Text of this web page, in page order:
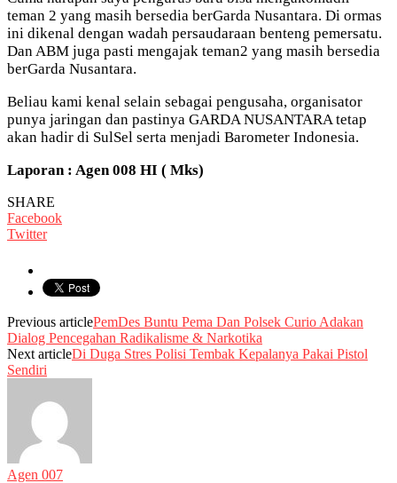
teman 2 yang masih bersedia berGarda Nusantara. Di ormas
ini dikenal dengan wadah persaudaraan benteng pemersatu.
Dan ABM juga pasti mengajak teman2 yang masih bersedia
berGarda Nusantara.
Beliau kami kenal selain sebagai pengusaha, organisator
punya jaringan dan pastinya GARDA NUSANTARA tetap
akan hadir di SulSel serta menjadi Barometer Indonesia.
Laporan : Agen 008 HI ( Mks)
SHARE
Facebook
Twitter
Previous articlePemDes Buntu Pema Dan Polsek Curio Adakan
Dialog Pencegahan Radikalisme & Narkotika
Next articleDi Duga Stres Polisi Tembak Kepalanya Pakai Pistol
Sendiri
Agen 007